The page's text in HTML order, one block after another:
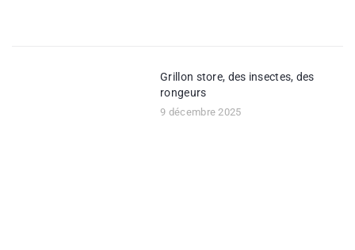
Grillon store, des insectes, des
rongeurs
9 décembre 2025